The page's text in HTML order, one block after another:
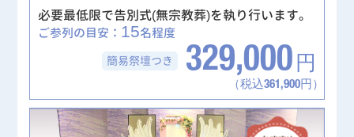
必要最低限で告別式(無宗教葬)を執り行います。
ご参列の目安： 15名程度
簡易祭壇つき 329,000 円
（税込361,900円）